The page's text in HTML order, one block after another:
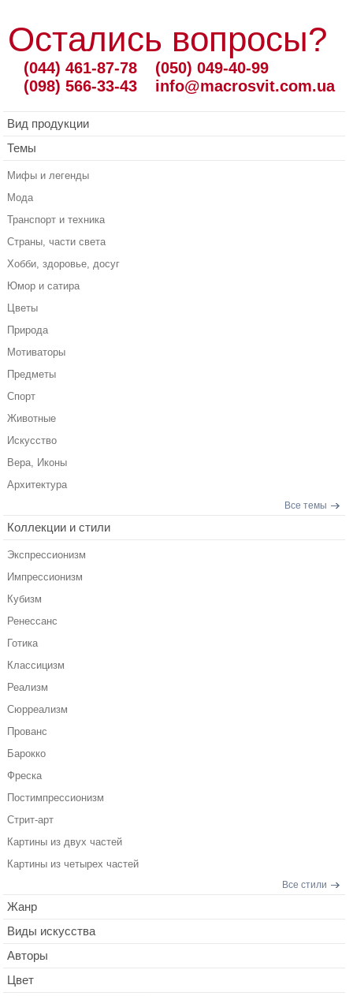
Остались вопросы?
(044) 461-87-78
(098) 566-33-43
(050) 049-40-99
info@macrosvit.com.ua
Вид продукции
Темы
Мифы и легенды
Мода
Транспорт и техника
Страны, части света
Хобби, здоровье, досуг
Юмор и сатира
Цветы
Природа
Мотиваторы
Предметы
Спорт
Животные
Искусство
Вера, Иконы
Архитектура
Все темы
Коллекции и стили
Экспрессионизм
Импрессионизм
Кубизм
Ренессанс
Готика
Классицизм
Реализм
Сюрреализм
Прованс
Барокко
Фреска
Постимпрессионизм
Стрит-арт
Картины из двух частей
Картины из четырех частей
Все стили
Жанр
Виды искусства
Авторы
Цвет